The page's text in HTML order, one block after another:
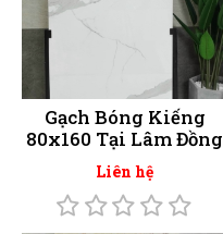
Gạch Bóng Kiếng
80x160 Tại Lâm Đồng
Liên hệ